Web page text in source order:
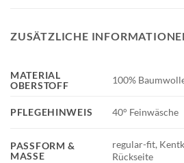
ZUSÄTZLICHE
MATERIAL
OBERSTOFF
100%
PFLEGEHINWEIS 40° Feinwäsche
PASSFORM &
MASSE
regular-fit,
Rückseite